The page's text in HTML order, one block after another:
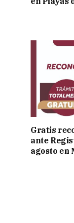
Gratis
ante
agosto en